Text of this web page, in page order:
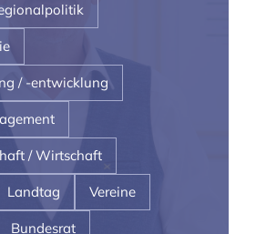
/ -entwicklung
/ Wirtschaft
Landtag Vereine
Bundesrat